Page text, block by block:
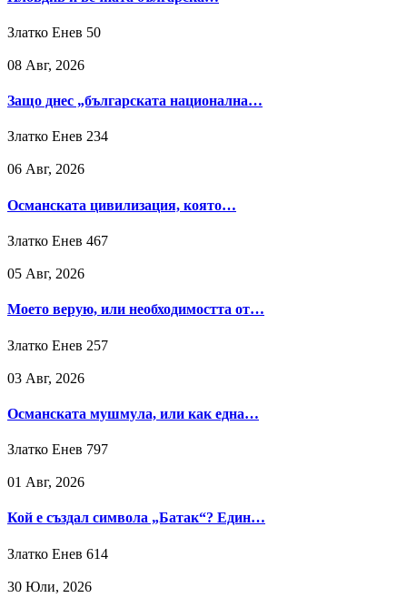
Златко Енев 50
08 Авг, 2026
Защо днес „българската национална…
Златко Енев 234
06 Авг, 2026
Османската цивилизация, която…
Златко Енев 467
05 Авг, 2026
Моето верую, или необходимостта от…
Златко Енев 257
03 Авг, 2026
Османската мушмула, или как една…
Златко Енев 797
01 Авг, 2026
Кой е създал символа „Батак“? Един…
Златко Енев 614
30 Юли, 2026